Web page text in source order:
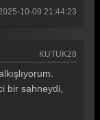
10-09 21:44:23
KUTUK28
bir sahneydi,